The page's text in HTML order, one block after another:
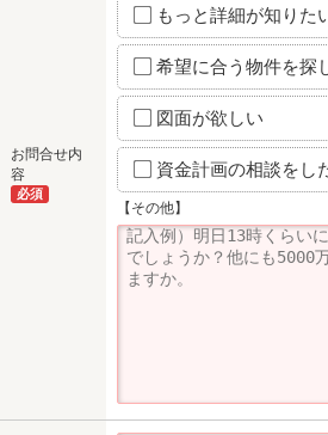
お問合せ内
容
必須
もっと詳細が知りた
希望に合う物件を探
図面が欲しい
資金計画の相談をし
【その他】